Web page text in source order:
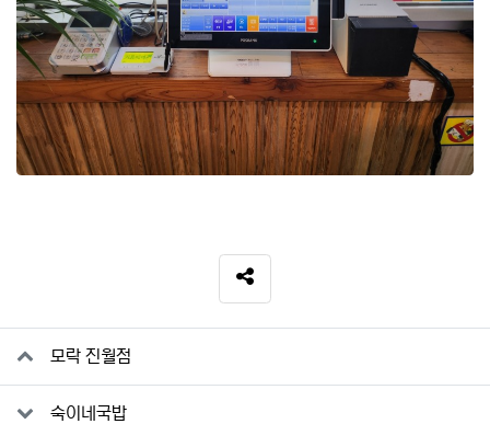
SNS 공유
관련자료
모락 진월점
숙이네국밥